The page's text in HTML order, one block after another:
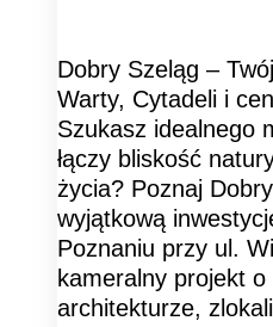
Dobry Szeląg –
Warty, Cytadeli i
Szukasz idealnego
łączy bliskość
życia? Poznaj
wyjątkową
Poznaniu przy ul.
kameralny projekt
architekturze,